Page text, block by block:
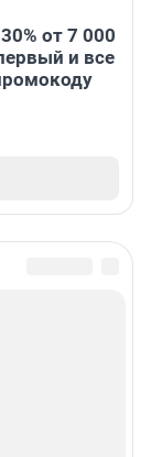
от 7 000
и все